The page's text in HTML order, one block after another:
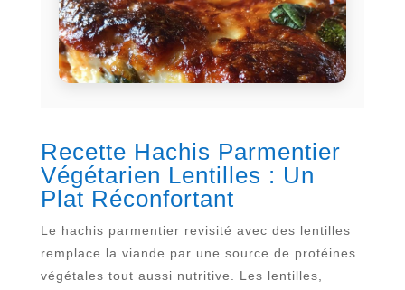
Recette Hachis Parmentier
Végétarien Lentilles : Un
Plat Réconfortant
Le hachis parmentier revisité avec des lentilles
remplace la viande par une source de protéines
végétales tout aussi nutritive. Les lentilles,